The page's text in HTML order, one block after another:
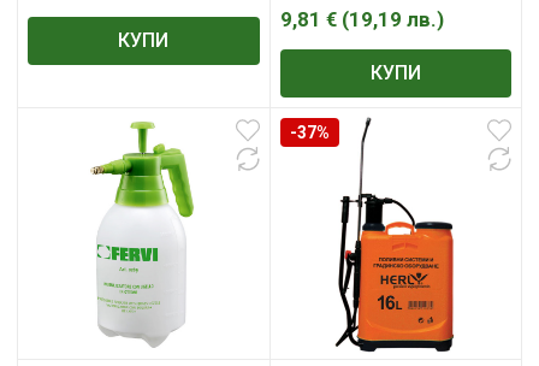
КУПИ
9,81 € (19,19 лв.)
КУПИ
-37%